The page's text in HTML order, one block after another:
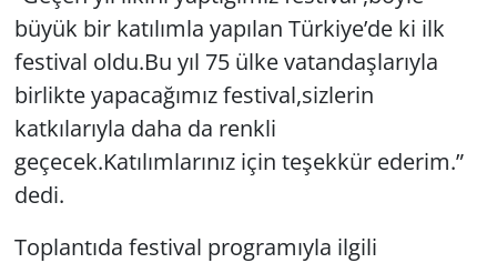
büyük bir katılımla yapılan Türkiye’de ki ilk
festival oldu.Bu yıl 75 ülke vatandaşlarıyla
birlikte yapacağımız festival,sizlerin
katkılarıyla daha da renkli
geçecek.Katılımlarınız için teşekkür ederim.”
dedi.
Toplantıda festival programıyla ilgili